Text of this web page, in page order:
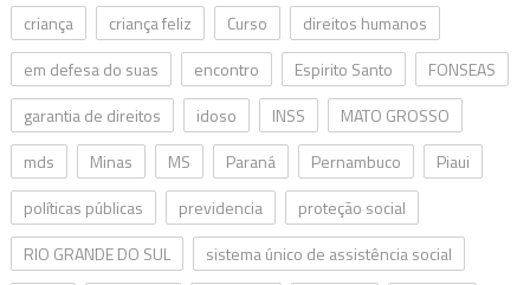
criança
criança feliz Curso
direitos humanos
em defesa do suas
encontro Espirito Santo
FONSEAS
garantia de direitos
idoso INSS
MATO GROSSO
mds
Minas MS Paraná Pernambuco
Piaui
políticas públicas
previdencia
proteção social
RIO GRANDE DO SUL
sistema único de assistência social